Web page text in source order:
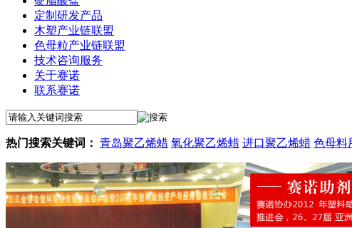
定制研发产品
木塑产业链联盟
色母粒产业链联盟
技术咨询服务
关于赛诺
联系赛诺
热门搜索关键词： 青岛聚乙烯蜡 氧化聚乙烯蜡 进口聚乙烯蜡 色母料